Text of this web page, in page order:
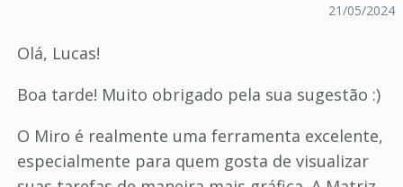
21/05/2024
Olá, Lucas!
Boa tarde! Muito obrigado pela sua sugestão :)
O Miro é realmente uma ferramenta excelente,
especialmente para quem gosta de visualizar